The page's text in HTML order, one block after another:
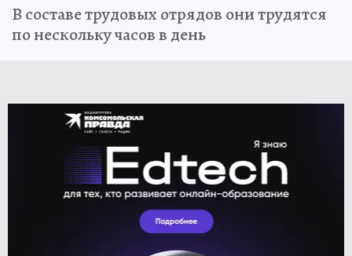
В составе трудовых отрядов они трудятся
по нескольку часов в день